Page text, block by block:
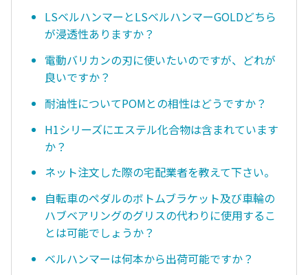
LSベルハンマーとLSベルハンマーGOLDどちら
が浸透性ありますか？
電動バリカンの刃に使いたいのですが、どれが
良いですか？
耐油性についてPOMとの相性はどうですか？
H1シリーズにエステル化合物は含まれています
か？
ネット注文した際の宅配業者を教えて下さい。
自転車のペダルのボトムブラケット及び車輪の
ハブベアリングのグリスの代わりに使用するこ
とは可能でしょうか？
ベルハンマーは何本から出荷可能ですか？